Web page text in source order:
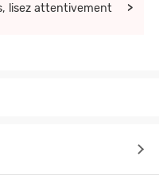
lisez attentivement
>